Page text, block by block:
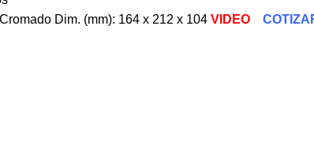
Dim. (mm): 164 x 212 x 104 VIDEO